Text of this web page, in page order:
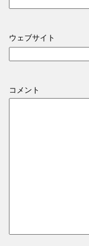
ウェブサイト
コメント